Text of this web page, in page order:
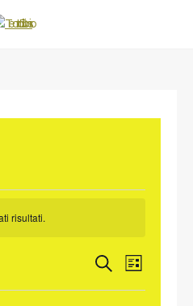
risultati.
EVENTI
RICERCA
Cerca
Lista